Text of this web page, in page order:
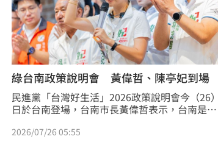
01:04
01:02
綠台南政策說明會 黃偉哲、陳亭妃到場
民進黨「台灣好生活」2026政策說明會今（26）
日於台南登場，台南市長黃偉哲表示，台南是全
鳳梨、芒果、文旦、龍眼到各項特色農漁產品，
2026/07/26 05:55